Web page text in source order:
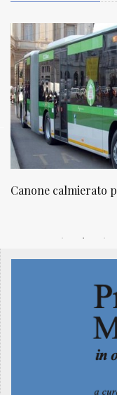
NATUROPATIA